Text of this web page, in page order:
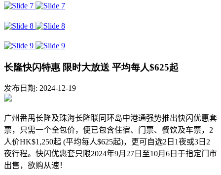
长隆快闪特惠 限时大放送 平均每人$625起
发布日期: 2024-12-19
广州番禺长隆及珠海长隆联同环岛中港通强势推出快闪优惠套
票，只需一个全包价，便已包含住宿、门票、餐饮及车票， 2
人价HK$1,250起 (平均每人$625起)，更可自选2 日 1夜或3 日 2
夜行程。快闪优惠套只限2024年9月 27 日至10月 6 日于指定门市
出售，欲购从速！